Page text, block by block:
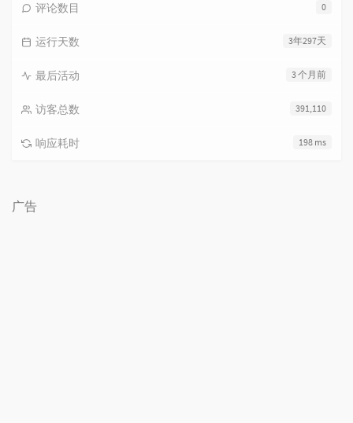
0
评论数目
3年297天
运行天数
3 个月前
最后活动
391,110
访客总数
198 ms
响应耗时
广告